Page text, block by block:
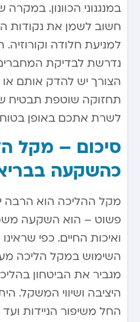
במנגנוני הכוונון.
חשוב לשמן את נקודות
למניעת חלודה
נדרשת לבדיקת
הצורך יש להדק אותם
תחזוקה שוטפת תבטיח
לשרת אתכם באופן בטוח
סיכום – מקל
כהשקעה
מקל ההליכה הוא הרבה
פשוט – הוא השקעה
ואיכות החיים. כפי
השימוש במקל הליכה
מגביר את הביטחון
היציבה ושיווי המשקל.
החל משיפור הניידות